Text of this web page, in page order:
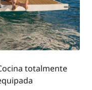
totalmente